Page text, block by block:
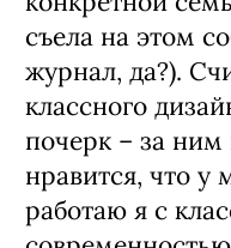
съела на этом
журнал, да?).
классного
почерк – за
нравится, что у
работаю я с